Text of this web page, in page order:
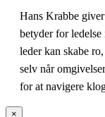
Hans Krabbe
betyder for
leder kan skabe
selv når
for at navigere
×